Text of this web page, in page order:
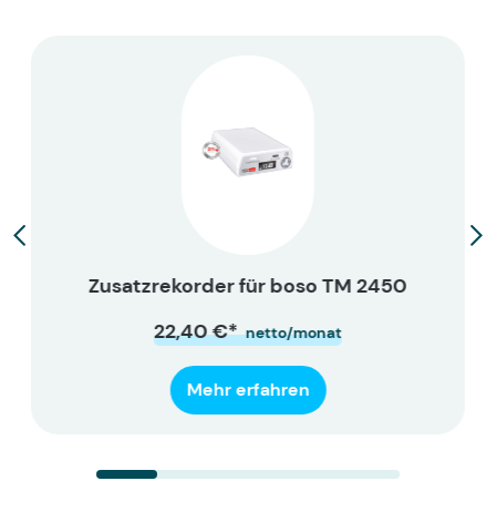
Zusatzrekorder für boso TM 2450
22,40 €* netto/monat
Mehr erfahren